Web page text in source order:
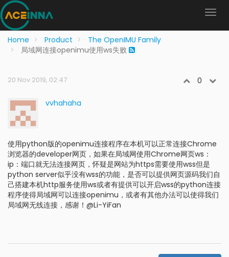
Home Product
The OpenIMU Family
局域网连接openimu使用ws失败
20 Nov 2019, 02:47 0
vvhahaha
使用python版的openimu连接程序在本机可以正常连接Chrome
浏览器的developer网页，如果在局域网使用Chrome网页ws：
ip：端口就无法连接网页，怀疑是网站为https需要使用wss但是
python server似乎没有wss的功能，是否可以提供网页源码我们自
己搭建本机http服务使用ws或者有提供可以开启wss的python连接
程序使得局域网可以连接openimu，或者有其他办法可以使得我们
局域网无线连接，感谢！@Li-YiFan